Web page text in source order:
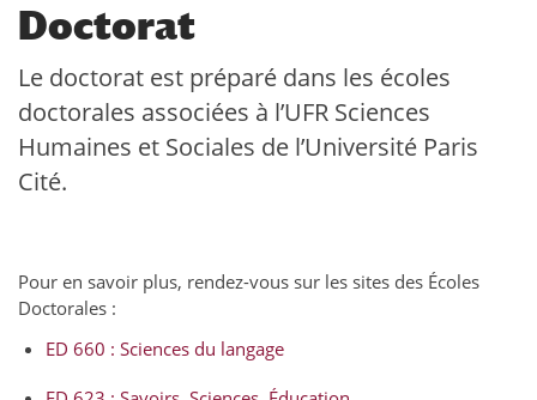
Doctorat
Le doctorat est préparé dans les écoles
doctorales associées à l’UFR Sciences
Humaines et Sociales de l’Université Paris
Cité.
Pour en savoir plus, rendez-vous sur les sites des Écoles
Doctorales :
ED 660 : Sciences du langage